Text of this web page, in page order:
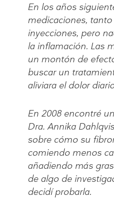
En los años
medicaciones,
inyecciones, pero
la inflamación. Las
un montón de
buscar un
aliviara el dolor
En 2008 encontré
Dra. Annika
sobre cómo su
comiendo menos
añadiendo más
de algo de
decidí probarla.